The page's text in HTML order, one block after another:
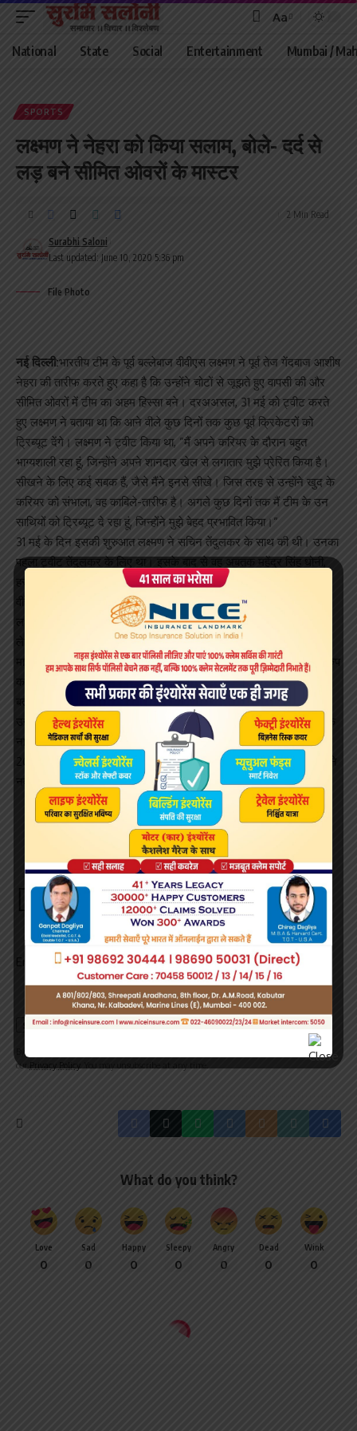
Font
Resizer
Aa
National State Social Entertainment Mumbai /
SPORTS
लक्ष्मण ने नेहरा को किया सलाम, बोले- दर्द से
लड़ बने सीमित ओवरों के मास्टर
Last updated: June 10, 2020 5:36 pm
Surabhi Saloni
2 Min Read
File Photo
नई दिल्ली:भारतीय टीम के पूर्व बल्लेबाज वीवीएस लक्ष्मण ने पूर्व तेज गेंदबाज आशीष
नेहरा की तारीफ करते हुए कहा है कि उन्होंने चोटों से जूझते हुए वापसी की और
सीमित ओवरों में टीम का अहम हिस्सा बने। दरअअसल, 31 मई को ट्वीट करते
हुए लक्ष्मण ने बताया था कि आने वीले कुछ दिनों तक कुछ पूर्व क्रिकेटरों को
ट्रिब्यूट देंगे। लक्ष्मण ने ट्वीट किया था, ”मैं अपने करियर के दौरान बहुत
भाग्यशाली रहा हूं, जिन्होंने अपने शानदार खेल से लगातार मुझे प्रेरित किया है।
सीखने के लिए कई सबक हैं, जैसे मैंने इनसे सीखे। जिस तरह से उन्होंने खुद के
करियर को संभाला, वह काबिले-तारीफ है। अगले कुछ दिनों तक मैं टीम के उन
साथियों को ट्रिब्यूट दे रहा हूं, जिन्होंने मुझे बेहद प्रभावित किया।”
31 मई के दिन इसकी शुरुआत लक्ष्मण ने सचिन तेंदुलकर के साथ की थी। उनका
पहला ट्वीट तेंदुलकर के लिए था। इसके बाद से वह अबतक महेंद्र सिंह धोनी,
हरभजन सिंह, राहुल द्रविड़, सौरव गांगुली, अनिल कुंबले, जवागल श्रीनाथ और
वीरेंद्र सहवाग को ट्रिब्यूट दे चुके हैं।
लक्ष्मण ने ट्वीट में लिखा, “नाजुक शरीर के कारण गेंदबाजी करियर कम रहा,
लेकिन आशीष नेहरा ने दर्द से लड़ते हुए लगातार वापसी की और सीमित ओवरों में
मास्टर बने।” लक्ष्मण ने लिखा, “चोटों से लगातार वापसी का ईनाम 2011 विश्व कप
का मेडल और 38 साल में शानदार फेयरवेल के रूप में मिला।”
बता दें कि आशीष नेहरा ने फरवरी 1999 में अंतरराष्ट्रीय पदार्पण किया था।
उन्होंने भारत के लिए 17 टेस्ट, 120 वनडे और 27 टी-20 मैच खेले हैं। नेहरा के
नाम विश्व कप में अभी भी सर्वश्रेष्ठ गेंदबाजी प्रदर्शन का रिकॉर्ड है। उन्होंने
2003 विश्व कप में इंग्लैंड के खिलाफ 23 रन देकर छह विकेट लिए थे। नेहरा ने
नवंबर-2017 में अंतरराष्ट्रीय क्रिकेट को अलविदा कह दिया था।
Sign Up For Daily Newsletter
Be keep up! Get the latest breaking news delivered
straight to your inbox.
Email address:
By signing up, you agree to our
and acknowledge the data practices in
our
What do you think?
Love
0
Sad
0
Happy
0
Sleepy
0
Angry
0
Dead
0
Wink
0